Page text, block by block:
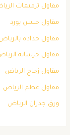
مقاول ترميمات
مقاول جبس بورد
مقاول حداده
مقاول خرسانه
مقاول زجاج الرياض
مقاول عظم الرياض
ورق جدران الرياض